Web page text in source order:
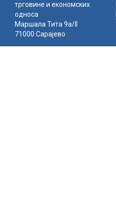
трговине и економских
односа
Маршала Тита 9а/II
71000 Сарајево